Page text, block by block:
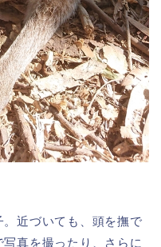
近づいても、頭を撫で
真を撮ったり、さらに